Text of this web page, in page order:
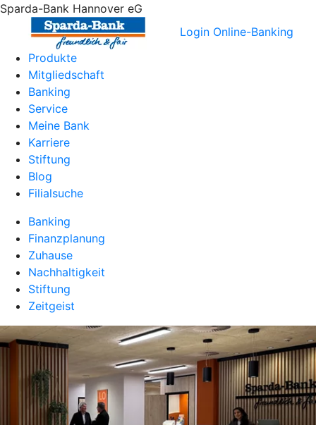
Sparda-Bank Hannover eG
Login Online-Banking
Produkte
Mitgliedschaft
Banking
Service
Meine Bank
Karriere
Stiftung
Blog
Filialsuche
Banking
Finanzplanung
Zuhause
Nachhaltigkeit
Stiftung
Zeitgeist